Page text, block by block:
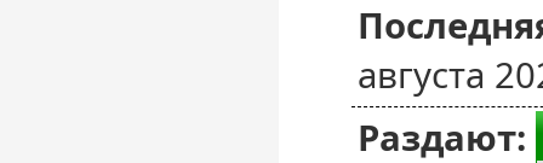
августа
Раздают: